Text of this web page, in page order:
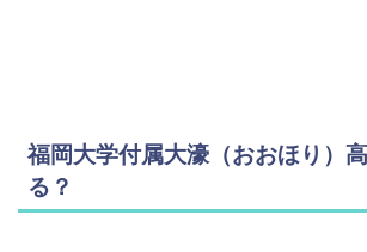
福岡大学付属大濠（おおほり）
る？